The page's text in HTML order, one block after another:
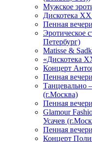
Мужское
Дискотека
Пенная
Эротическое
Петербург)
Matisse &
«Дискотека
Концерт
Пенная
Танцевально
(г.Москва)
Пенная
Glamour
Усачев
Пенная
Концерт